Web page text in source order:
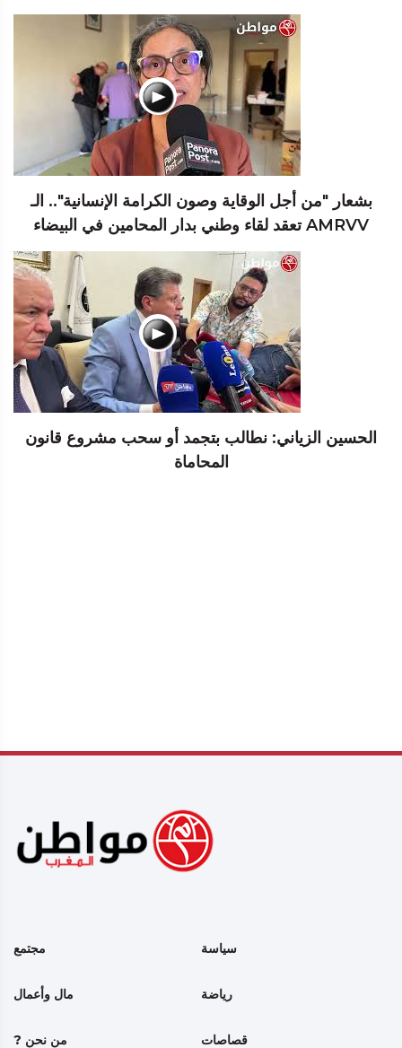
بشعار "من أجل الوقاية وصون الكرامة الإنسانية".. الـ
AMRVV تعقد لقاء وطني بدار المحامين في البيضاء
الحسين الزياني: نطالب بتجمد أو سحب مشروع قانون
المحاماة
سياسة مجتمع
رياضة مال وأعمال
قصاصات من نحن ?